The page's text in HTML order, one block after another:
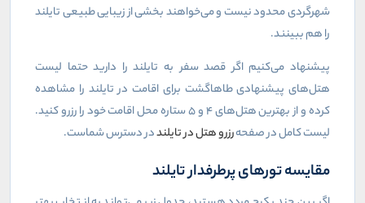
شهرگردی محدود نیست و می‌خواهند بخشی از زیبایی طبیعی تایلند
را هم ببینند.
پیشنهاد می‌کنیم اگر قصد سفر به تایلند را دارید حتما لیست
هتل‌های پیشنهادی طاهاگشت برای اقامت در تایلند را مشاهده
کرده و از بهترین هتل‌های ۴ و ۵ ستاره محل اقامت خود را رزرو کنید.
لیست کامل در صفحهرزرو هتل در تایلنددر دسترس شماست.
مقایسه تورهای پرطرفدار تایلند